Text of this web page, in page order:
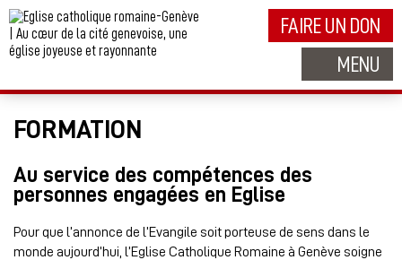
FAIRE UN DON
MENU
FORMATION
Au service des compétences des
personnes engagées en Eglise
Pour que l’annonce de l’Evangile soit porteuse de sens dans le
monde aujourd’hui, l’Eglise Catholique Romaine à Genève soigne